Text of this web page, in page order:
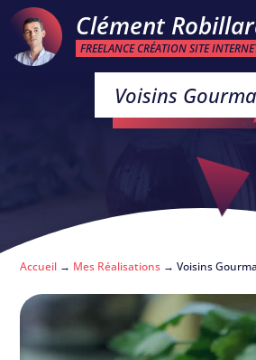
Clément
FREELANCE CRÉATION SITE
Voisins
Accueil → Mes Réalisations →Voisins